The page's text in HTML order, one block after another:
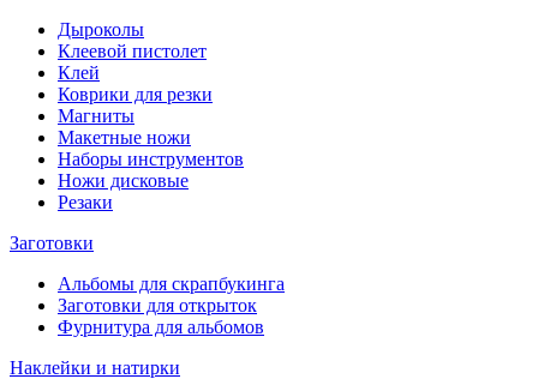
Дыроколы
Клеевой пистолет
Клей
Коврики для резки
Магниты
Макетные ножи
Наборы инструментов
Ножи дисковые
Резаки
Заготовки
Альбомы для скрапбукинга
Заготовки для открыток
Фурнитура для альбомов
Наклейки и натирки